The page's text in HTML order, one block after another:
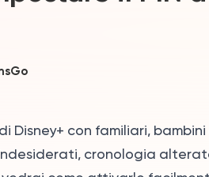
Disney+ con familiari,
cronologia